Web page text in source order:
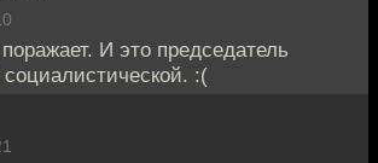
И это председатель
:(